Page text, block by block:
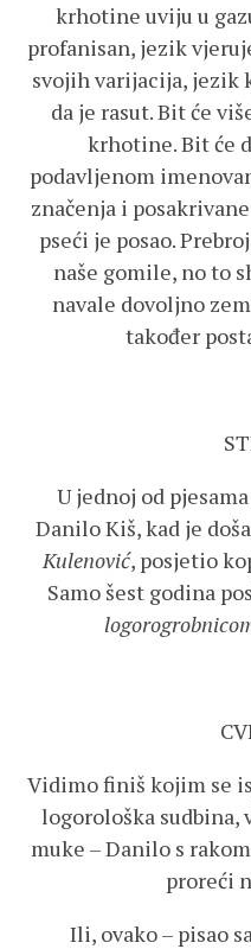
krhotine uviju u
profanisan, jezik
svojih varijacija, jezik
da je rasut. Bit će
krhotine. Bit će
podavljenom
značenja i
pseći je posao.
naše gomile, no to
navale dovoljno
također
U jednoj od
Danilo Kiš, kad je
Kulenović, posjetio
Samo šest godina
Vidimo finiš kojim se
logorološka sudbina,
muke – Danilo s
proreći
Ili, ovako – pisao